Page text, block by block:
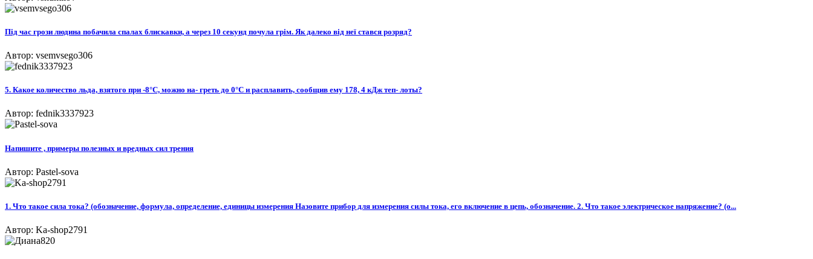
Під час грози людина побачила спалах блискавки, а через 10 секунд почула грім. Як далеко від неї стався розряд?
Автор: vsemvsego306
5. Какое количество льда, взятого при -8°С, можно на- греть до 0°С и расплавить, сообщив ему 178, 4 кДж теп- лоты?
Автор: fednik3337923
Напишите , примеры полезных и вредных сил трения
Автор: Pastel-sova
1. Что такое сила тока? (обозначение, формула, определение, единицы измерения Назовите прибор для измерения силы тока, его включение в цепь, обозначение. 2. Что такое электрическое напряжение? (о...
Автор: Ka-shop2791